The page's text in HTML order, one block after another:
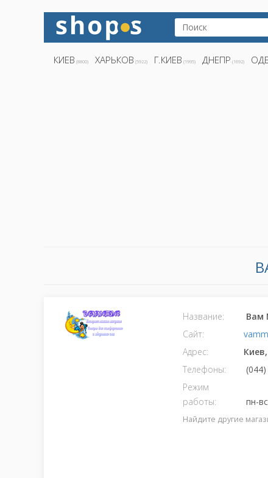
КИЕВ (8800) ХАРЬКОВ (5922) Г.КИЕВ (1995) ДНЕПР (1692)
Название: Вам
Сайт:
Адрес:
Киев,
Телефоны:
Режим
работы:
пн-
Найдите другие